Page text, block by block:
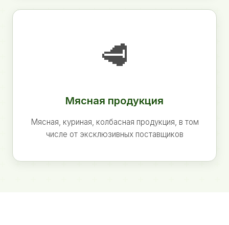
🥩
Мясная продукция
Мясная, куриная, колбасная продукция, в том
числе от эксклюзивных поставщиков